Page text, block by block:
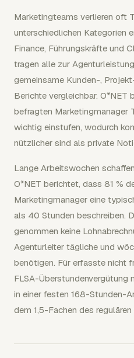
Marketingteams verlieren oft
unterschiedlichen Kategorien
Finance, Führungskräfte und
tragen alle zur
gemeinsame Kunden-,
Berichte vergleichbar. O*NET
befragten Marketingmanager
wichtig einstufen, wodurch
nützlicher sind als private
Lange Arbeitswochen
O*NET berichtet, dass 81 %
Marketingmanager eine
als 40 Stunden beschreiben.
genommen keine
Agenturleiter tägliche und
benötigen. Für erfasste nicht
FLSA-
in einer festen 168-Stunden-
dem 1,5-Fachen des regulären